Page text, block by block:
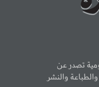
تصدر عن
والنشر